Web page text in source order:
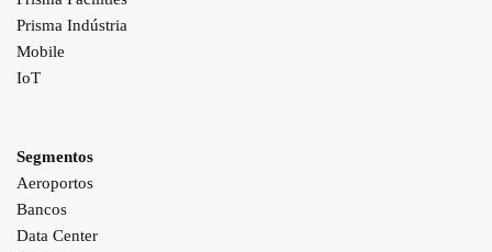
Prisma Indústria
Mobile
IoT
Segmentos
Aeroportos
Bancos
Data Center